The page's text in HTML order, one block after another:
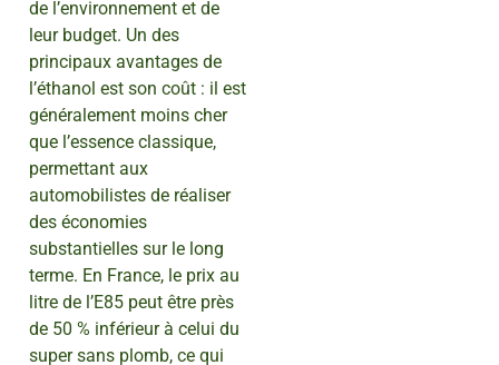
de l’environnement et de
leur budget. Un des
principaux avantages de
l’éthanol est son coût : il est
généralement moins cher
que l’essence classique,
permettant aux
automobilistes de réaliser
des économies
substantielles sur le long
terme. En France, le prix au
litre de l’E85 peut être près
de 50 % inférieur à celui du
super sans plomb, ce qui